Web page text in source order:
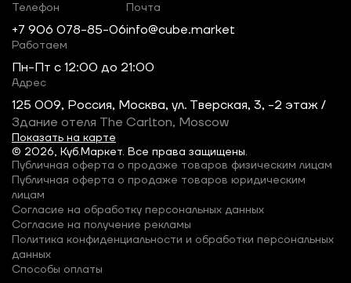
© 2026, Куб.Маркет. Все права защищены.
Телефон
+7 906 078-85-06
Почта
info@cube.market
Работаем
Пн-Пт c 12:00 до 21:00
Адрес
125 009, Россия, Москва, ул. Тверская, 3, -2 этаж /
Здание отеля The Carlton, Moscow
Показать на карте
Публичная оферта о продаже товаров физическим лицам
Публичная оферта о продаже товаров юридическим
лицам
Согласие на обработку персональных данных
Согласие на получение рекламы
Политика конфиденциальности и обработки персональных
данных
Способы оплаты